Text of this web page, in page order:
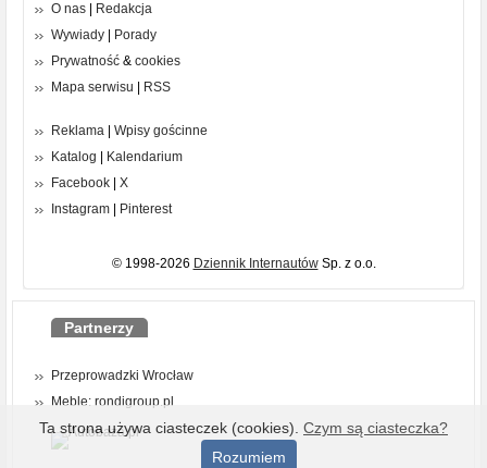
O nas
Redakcja
Wywiady
Porady
Prywatność & cookies
Mapa serwisu
RSS
Reklama
Wpisy gościnne
Katalog
Kalendarium
Facebook
X
Instagram
Pinterest
© 1998-2026 Dziennik InternautówSp. z o.o.
Partnerzy
Przeprowadzki Wrocław
Meble: rondigroup.pl
Ta strona używa ciasteczek (cookies). Czym są ciasteczka?
Rozumiem